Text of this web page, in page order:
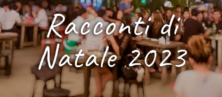
Racconti di
Natale 2023